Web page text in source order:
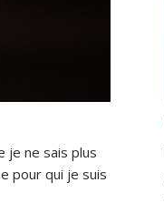
je ne sais plus
pour qui je suis